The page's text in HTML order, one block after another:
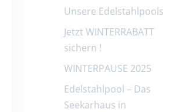
Unsere Edelstahlpools
Jetzt WINTERRABATT
sichern !
WINTERPAUSE 2025
Edelstahlpool – Das
Seekarhaus in